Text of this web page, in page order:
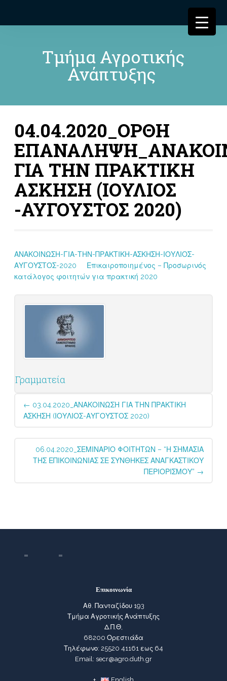
Τμήμα Αγροτικής
Ανάπτυξης
04.04.2020_ΟΡΘΗ
ΓΙΑ ΤΗΝ ΠΡΑΚΤΙΚΗ
ΑΣΚΗΣΗ (ΙΟΥΛΙΟΣ
-ΑΥΓΟΥΣΤΟΣ 2020)
ΑΝΑΚΟΙΝΩΣΗ-ΓΙΑ-ΤΗΝ-ΠΡΑΚΤΙΚΗ-ΑΣΚΗΣΗ-ΙΟΥΛΙΟΣ-
ΑΥΓΟΥΣΤΟΣ-2020
Επικαιροποιημένος – Προσωρινός
κατάλογος φοιτητών για πρακτική 2020
Γραμματεία
Post
navigation
← 03.04.2020_ΑΝΑΚΟΙΝΩΣΗ ΓΙΑ ΤΗΝ ΠΡΑΚΤΙΚΗ
ΑΣΚΗΣΗ (ΙΟΥΛΙΟΣ-ΑΥΓΟΥΣΤΟΣ 2020)
06.04.2020_ΣΕΜΙΝΑΡΙΟ ΦΟΙΤΗΤΩΝ – “Η ΣΗΜΑΣΙΑ
ΤΗΣ ΕΠΙΚΟΙΝΩΝΙΑΣ ΣΕ ΣΥΝΘΗΚΕΣ ΑΝΑΓΚΑΣΤΙΚΟΥ
ΠΕΡΙΟΡΙΣΜΟΥ” →
Επικοινωνία
Αθ. Πανταζίδου 193
Τμήμα Αγροτικής Ανάπτυξης
Δ.Π.Θ,
68200 Ορεστιάδα
Τηλέφωνο: 25520 41161 εως 64
Email: secr@agro.duth.gr
English